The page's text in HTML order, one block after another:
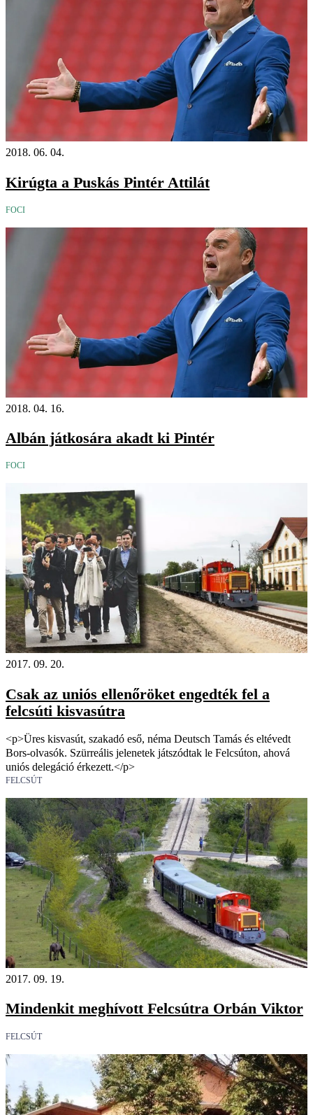
2018. 06. 04.
Kirúgta a Puskás Pintér Attilát
FOCI
2018. 04. 16.
Albán játkosára akadt ki Pintér
FOCI
2017. 09. 20.
Csak az uniós ellenőröket engedték fel a
felcsúti kisvasútra
<p>Üres kisvasút, szakadó eső, néma Deutsch Tamás és eltévedt
Bors-olvasók. Szürreális jelenetek játszódtak le Felcsúton, ahová
uniós delegáció érkezett.</p>
FELCSÚT
2017. 09. 19.
Mindenkit meghívott Felcsútra Orbán Viktor
FELCSÚT